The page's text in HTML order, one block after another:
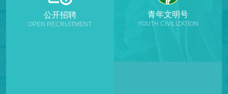
公开招聘
OPEN RECRUITMENT
青年文明号
YOUTH CIVILIZATION